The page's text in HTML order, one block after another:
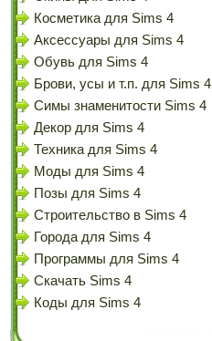
Косметика для Sims 4
Аксессуары для Sims 4
Обувь для Sims 4
Брови, усы и т.п. для Sims 4
Симы знаменитости Sims 4
Декор для Sims 4
Техника для Sims 4
Моды для Sims 4
Позы для Sims 4
Строительство в Sims 4
Города для Sims 4
Программы для Sims 4
Скачать Sims 4
Коды для Sims 4